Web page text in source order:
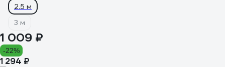
2.5 м
3 м
1 009 ₽
-22%
1 294 ₽